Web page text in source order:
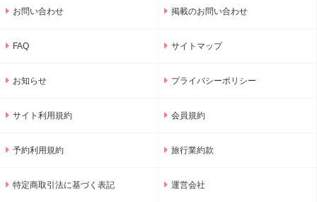
お問い合わせ 掲載のお問い合わせ
FAQ サイトマップ
お知らせ プライバシーポリシー
サイト利用規約 会員規約
予約利用規約 旅行業約款
特定商取引法に基づく表記 運営会社